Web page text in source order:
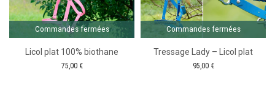
Commandes fermées
Licol plat 100% biothane
75,00 €
Commandes fermées
Tressage Lady – Licol plat
95,00 €